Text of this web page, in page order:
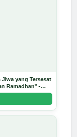
Jiwa yang Tersesat
Ramadhan" -